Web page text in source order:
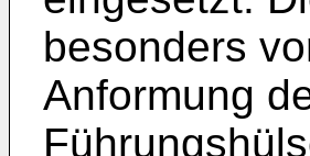
besonders
Anformung